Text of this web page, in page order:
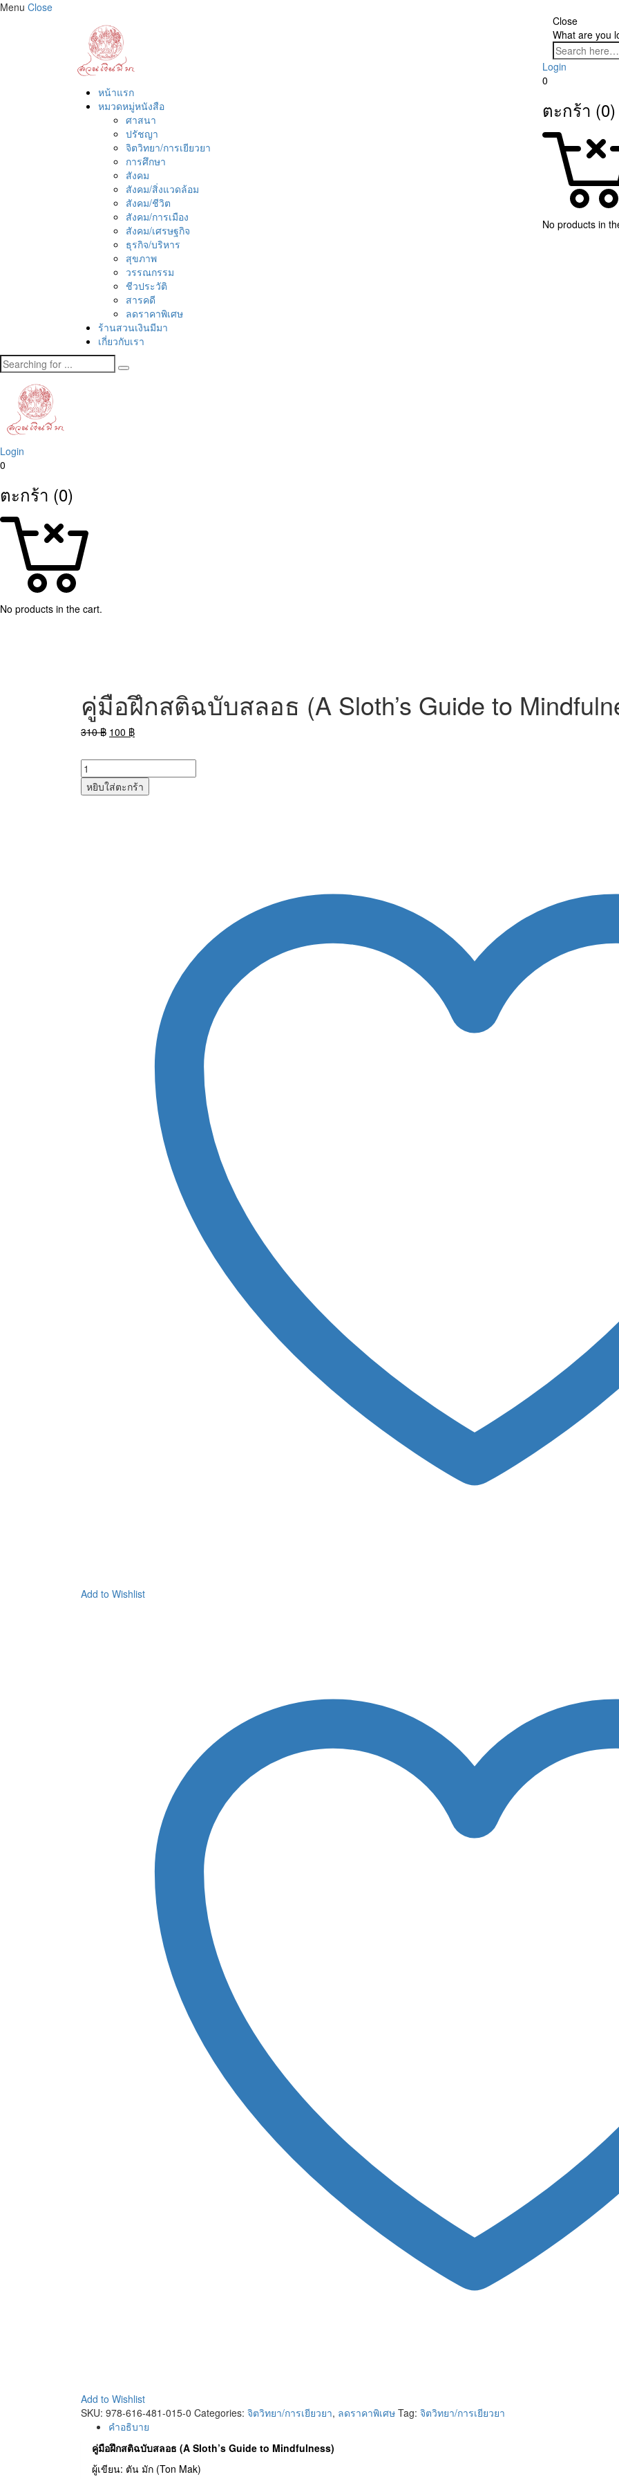
Menu Close
หน้าแรก
หมวดหมู่หนังสือ
ศาสนา
ปรัชญา
จิตวิทยา/การเยียวยา
การศึกษา
สังคม
สังคม/สิ่งแวดล้อม
สังคม/ชีวิต
สังคม/การเมือง
สังคม/เศรษฐกิจ
ธุรกิจ/บริหาร
สุขภาพ
วรรณกรรม
ชีวประวัติ
สารคดี
ลดราคาพิเศษ
ร้านสวนเงินมีมา
เกี่ยวกับเรา
Close
What are you
Login
0
ตะกร้า (0)
No products in
Login
0
ตะกร้า (0)
No products in the cart.
คู่มือฝึกสติฉบับสลอธ (A Sloth’s Guide to
310฿ Original
was:
100 ฿Current
is:
หยิบใส่ตะกร้า
Add to Wishlist
Add to Wishlist
SKU: 978-616-481-015-0 Categories: จิตวิทยา/การเยียวยา, ลดราคาพิเศษ Tag: จิตวิทยา/การเยียวยา
คำอธิบาย
คู่มือฝึกสติฉบับสลอธ (A Sloth’s Guide to Mindfulness)
ผู้เขียน: ตัน มัก (Ton Mak)